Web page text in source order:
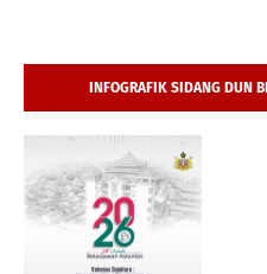
INFOGRAFIK SIDANG DUN